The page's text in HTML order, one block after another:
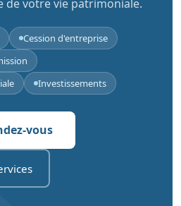
de votre vie patrimoniale.
Cession d'entreprise
Investissements
vous